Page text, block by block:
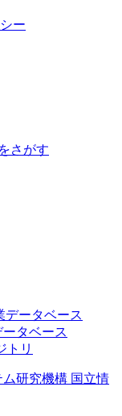
ー
さがす
データベース
タベース
トリ